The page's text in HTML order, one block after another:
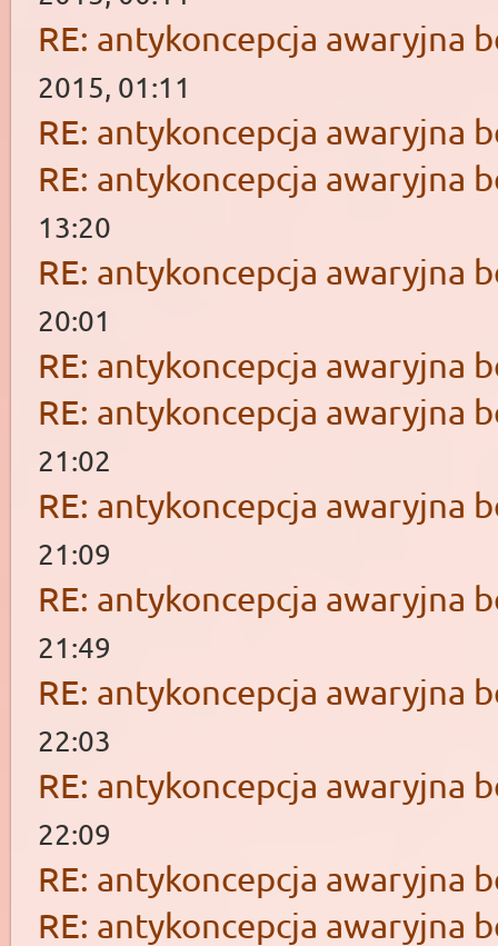
RE: antykoncepcja awaryjna
2015, 01:11
RE: antykoncepcja awaryjna
RE: antykoncepcja awaryjna
13:20
RE: antykoncepcja awaryjna
20:01
RE: antykoncepcja awaryjna
RE: antykoncepcja awaryjna
21:02
RE: antykoncepcja awaryjna
21:09
RE: antykoncepcja awaryjna
21:49
RE: antykoncepcja awaryjna
22:03
RE: antykoncepcja awaryjna
22:09
RE: antykoncepcja awaryjna
RE: antykoncepcja awaryjna